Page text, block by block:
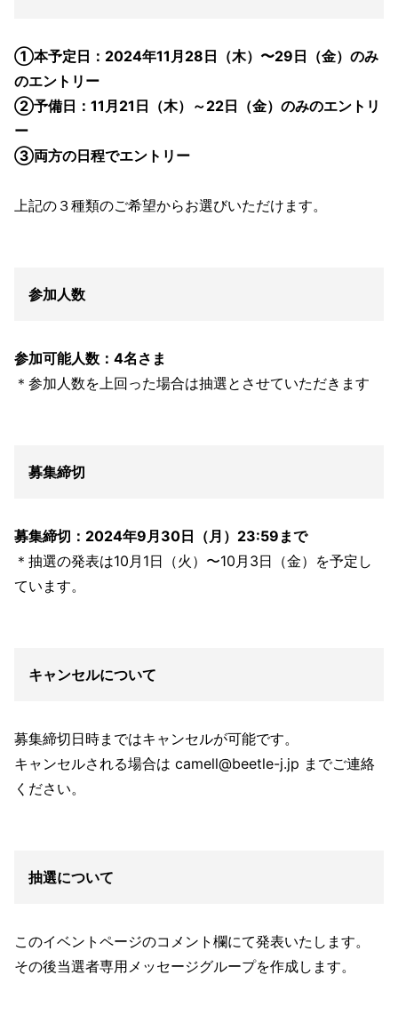
①本予定日：2024年11月28日（木）〜29日（金）のみ
のエントリー
②予備日：11月21日（木）～22日（金）のみのエントリ
ー
③両方の日程でエントリー
上記の３種類のご希望からお選びいただけます。
参加人数
参加可能人数：4名さま
＊参加人数を上回った場合は抽選とさせていただきます
募集締切
募集締切：2024年9月30日（月）23:59まで
＊抽選の発表は10月1日（火）〜10月3日（金）を予定し
ています。
キャンセルについて
募集締切日時まではキャンセルが可能です。
キャンセルされる場合は camell@beetle-j.jp までご連絡
ください。
抽選について
このイベントページのコメント欄にて発表いたします。
その後当選者専用メッセージグループを作成します。